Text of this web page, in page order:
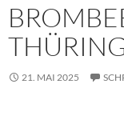
21. MAI 2025